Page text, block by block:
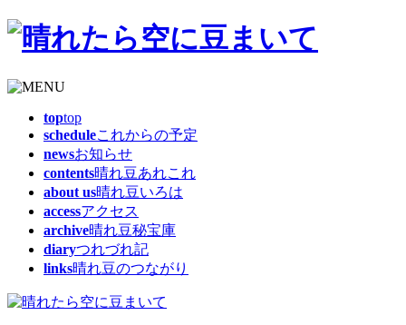
toptop
scheduleこれからの予定
newsお知らせ
contents晴れ豆あれこれ
about us晴れ豆いろは
accessアクセス
archive晴れ豆秘宝庫
diaryつれづれ記
links晴れ豆のつながり